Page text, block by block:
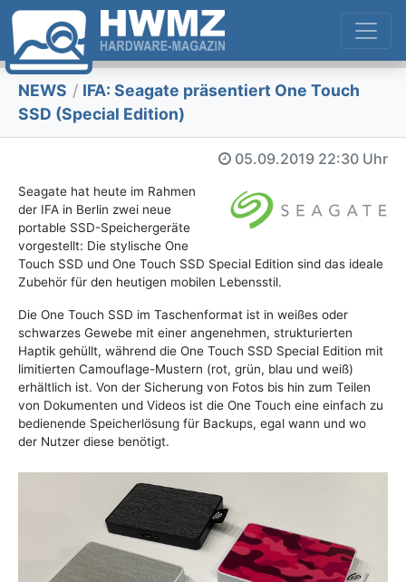
NEWS / IFA: Seagate präsentiert One Touch
SSD (Special Edition)
05.09.2019 22:30 Uhr
Seagate hat heute im Rahmen
der IFA in Berlin zwei neue
portable SSD-Speichergeräte
vorgestellt: Die stylische One
Touch SSD und One Touch SSD Special Edition sind das ideale
Zubehör für den heutigen mobilen Lebensstil.
Die One Touch SSD im Taschenformat ist in weißes oder
schwarzes Gewebe mit einer angenehmen, strukturierten
Haptik gehüllt, während die One Touch SSD Special Edition mit
limitierten Camouflage-Mustern (rot, grün, blau und weiß)
erhältlich ist. Von der Sicherung von Fotos bis hin zum Teilen
von Dokumenten und Videos ist die One Touch eine einfach zu
bedienende Speicherlösung für Backups, egal wann und wo
der Nutzer diese benötigt.